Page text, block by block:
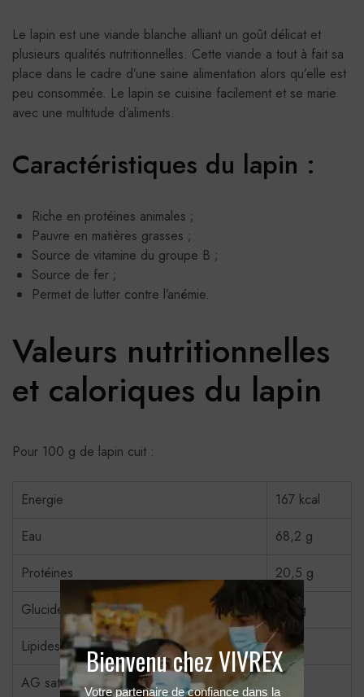
Le lapin est une viande blanche alliant un goût délicat et
plusieurs qualités nutritionnelles. Cette viande a tout à fait sa
place dans le cadre d’une saine alimentation alors qu’elle est
peu consommée. Le lapin se cuisine facilement et se marie
avec une multitude d’aliments.
Caractéristiques du lapin :
Riche en protéines animales ;
Pauvre en matières grasses ;
Source de vitamine du groupe B ;
Source de fer ;
Permet de lutter contre l’anémie.
Valeurs nutritionnelles
et caloriques du lapin
Pour 100 g de lapin cuit :
Energie
167 kcal
Eau
68,2 g
Protéines
20,5 g
Glucides
0,5 g
Lipides
9,2 g
AG saturés
Bienvenu chez VIVREX
Votre partenaire de confiance dans la